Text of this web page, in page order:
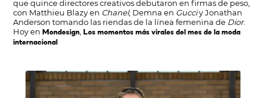
que quince directores creativos debutaron en firmas de peso,
con Matthieu Blazy en Chanel, Demna en Gucciy Jonathan
Anderson tomando las riendas de la línea femenina de Dior.
Hoy enMondesign ,Los momentos más virales del mes de la moda
internacional